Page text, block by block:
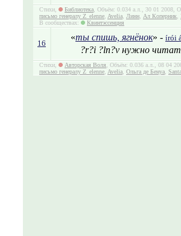
Стихи, Библиотека , Объём: 0.034 а.л., 30 01 2008,
письмо генералу Z_elenne Avelia Линн Ал Коперник
В сообществах:
Квинтэссенция
16
«ты спишь, ягнёнок» - írói
?r?i ?ln?v нужно
Стихи, Авторская Воля , Объём: 0.036 а.л., 08 04
письмо генералу Z_elenne Avelia Ольга де Бенуа